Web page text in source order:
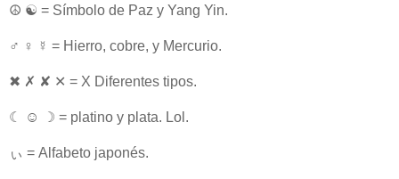
☮ ☯ = Símbolo de Paz y Yang Yin.
♂ ♀ ☿ = Hierro, cobre, y Mercurio.
✖ ✗ ✘ ✕ = X Diferentes tipos.
☾ ☺ ☽ = platino y plata. Lol.
ぃ = Alfabeto japonés.